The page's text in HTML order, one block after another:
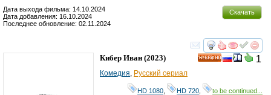
Скачать
Дата выхода фильма: 14.10.2024
Дата добавления: 16.10.2024
Последнее обновление: 02.11.2024
смотреть
1
Кибер Иван (2023)
Комедия, Русский сериал
HD 1080 HD 720 to be continued...